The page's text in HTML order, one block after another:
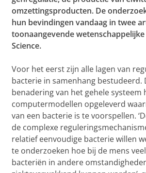
omzettingsproducten. De
hun bevindingen vandaag in twee
toonaangevende
Science.
Voor het eerst zijn alle lagen van
bacterie in samenhang bestudeerd.
benadering van het gehele systeem
computermodellen opgeleverd
van een bacterie is te voorspellen.
de complexe
relatief eenvoudige bacterie willen
te onderzoeken hoe bij de mens
bacteriën in andere